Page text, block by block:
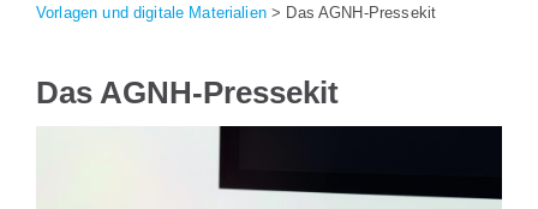
Vorlagen und digitale Materialien> Das AGNH-Pressekit
Das AGNH-Pressekit